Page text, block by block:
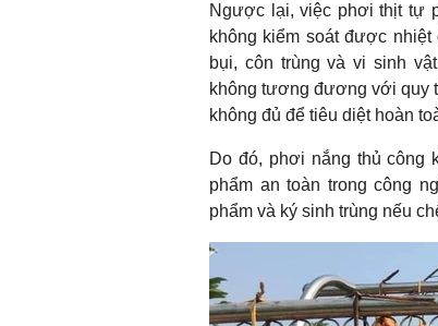
Ngược lại, việc phơi thịt tự
không kiểm soát được
bụi, côn trùng và vi sinh
không tương đương với quy
không đủ để tiêu diệt hoàn
Do đó, phơi nắng thủ công
phẩm an toàn trong công
phẩm và ký sinh trùng nếu